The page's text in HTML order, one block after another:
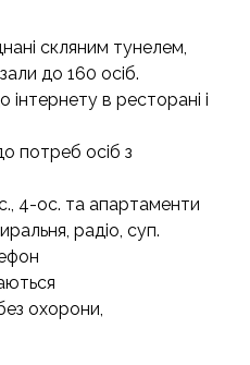
скляним тунелем,
до 160 осіб.
в ресторані і
потреб осіб з
4-oс. та апартаменти
радіо, суп.
охорони,